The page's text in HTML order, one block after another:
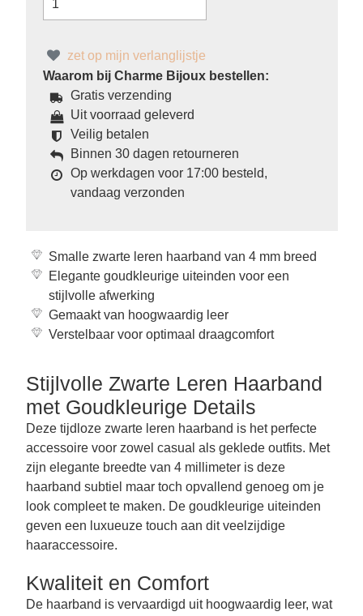
zet op mijn verlanglijstje
Waarom bij Charme Bijoux bestellen:
Gratis verzending
Uit voorraad geleverd
Veilig betalen
Binnen 30 dagen retourneren
Op werkdagen voor 17:00 besteld,
vandaag verzonden
Smalle zwarte leren haarband van 4 mm breed
Elegante goudkleurige uiteinden voor een
stijlvolle afwerking
Gemaakt van hoogwaardig leer
Verstelbaar voor optimaal draagcomfort
Stijlvolle Zwarte Leren Haarband
met Goudkleurige Details
Deze tijdloze zwarte leren haarband is het perfecte
accessoire voor zowel casual als geklede outfits. Met
zijn elegante breedte van 4 millimeter is deze
haarband subtiel maar toch opvallend genoeg om je
look compleet te maken. De goudkleurige uiteinden
geven een luxueuze touch aan dit veelzijdige
haaraccessoire.
Kwaliteit en Comfort
De haarband is vervaardigd uit hoogwaardig leer, wat